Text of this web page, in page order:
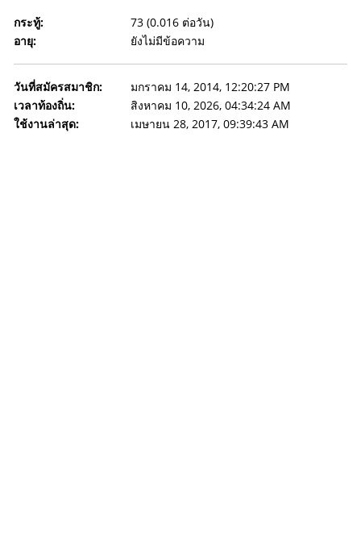
กระทู้:
73 (0.016 ต่อวัน)
อายุ:
ยังไม่มีข้อความ
วันที่สมัครสมาชิก:
มกราคม 14, 2014, 12:20:27 PM
เวลาท้องถิ่น:
สิงหาคม 10, 2026, 04:34:24 AM
ใช้งานล่าสุด:
เมษายน 28, 2017, 09:39:43 AM